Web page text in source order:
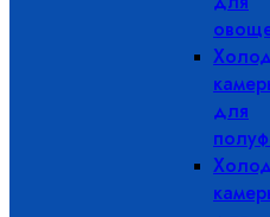
для